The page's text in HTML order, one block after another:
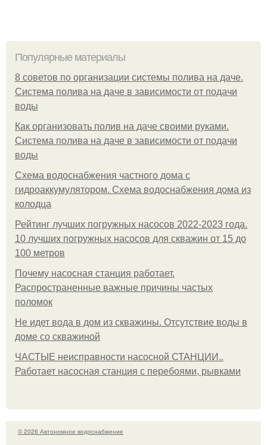
Популярные материалы
8 советов по организации системы полива на даче.
Система полива на даче в зависимости от подачи
воды
Как организовать полив на даче своими руками.
Система полива на даче в зависимости от подачи
воды
Схема водоснабжения частного дома с
гидроаккумулятором. Схема водоснабжения дома из
колодца
Рейтинг лучших погружных насосов 2022-2023 года.
10 лучших погружных насосов для скважин от 15 до
100 метров
Почему насосная станция работает.
Распространенные важные причины частых
поломок
Не идет вода в дом из скважины. Отсутствие воды в
доме со скважиной
ЧАСТЫЕ неисправности насосной СТАНЦИИ..
Работает насосная станция с перебоями, рывками
© 2026 Автономное водоснабжение